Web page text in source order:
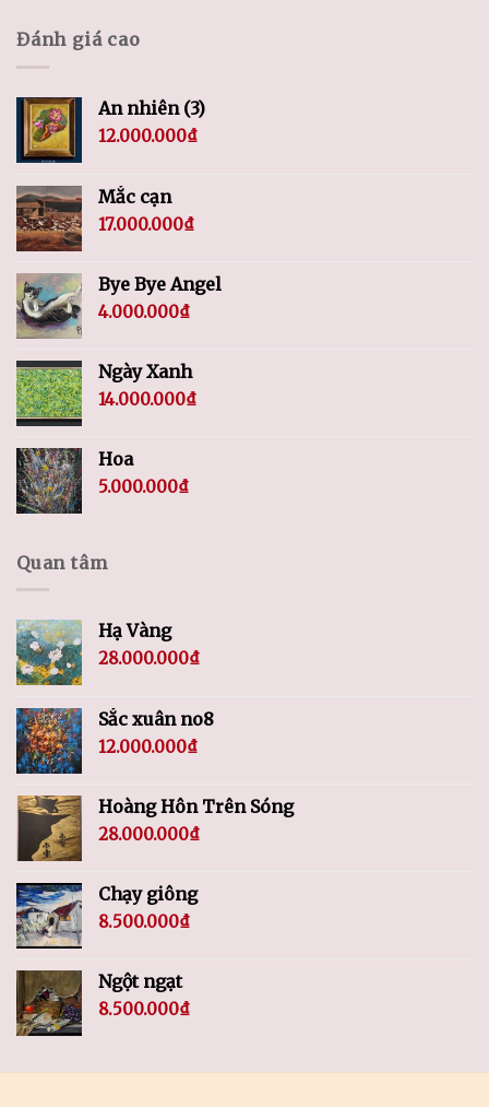
Đánh giá cao
An nhiên (3)
12.000.000₫
Mắc cạn
17.000.000₫
Bye Bye Angel
4.000.000₫
Ngày Xanh
14.000.000₫
Hoa
5.000.000₫
Quan tâm
Hạ Vàng
28.000.000₫
Sắc xuân no8
12.000.000₫
Hoàng Hôn Trên Sóng
28.000.000₫
Chạy giông
8.500.000₫
Ngột ngạt
8.500.000₫